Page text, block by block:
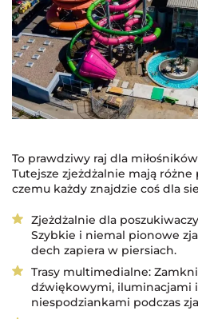
To prawdziwy raj dla
Tutejsze zjeżdżalnie mają
czemu każdy znajdzie coś dla
Zjeżdżalnie dla
Szybkie i niemal pionowe
dech zapiera w piersiach.
Trasy multimedialne:
dźwiękowymi, iluminacjami
niespodziankami podczas